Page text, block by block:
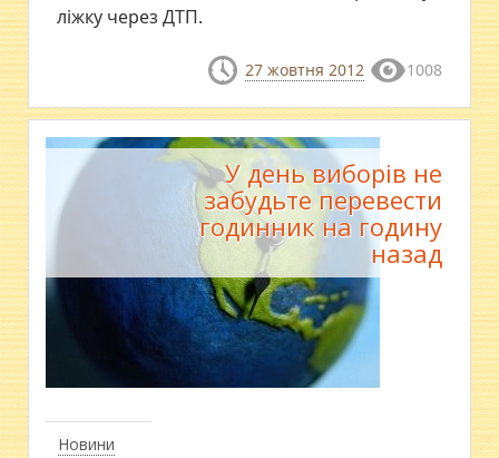
ліжку через ДТП.
27 жовтня 2012 1008
Новини
У день виборів не
забудьте перевести
годинник на годину
назад